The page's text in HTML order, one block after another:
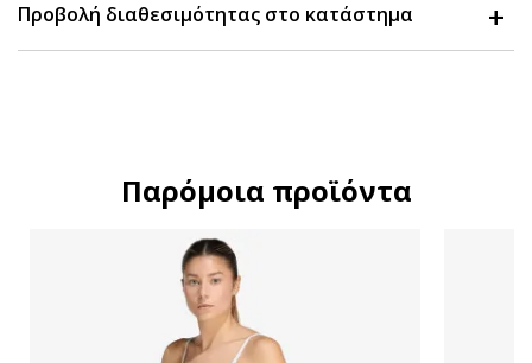
Προβολή διαθεσιμότητας στο κατάστημα
Παρόμοια προϊόντα